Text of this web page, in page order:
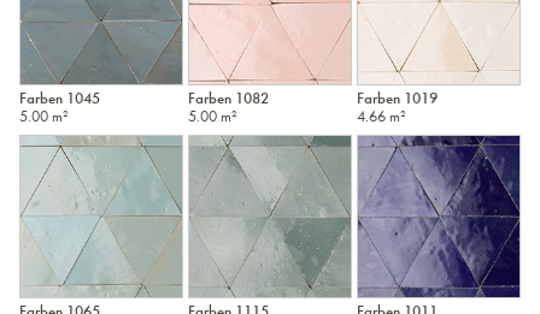
Farben 1045
5.00 m²
Farben 1082
5.00 m²
Farben 1019
4.66 m²